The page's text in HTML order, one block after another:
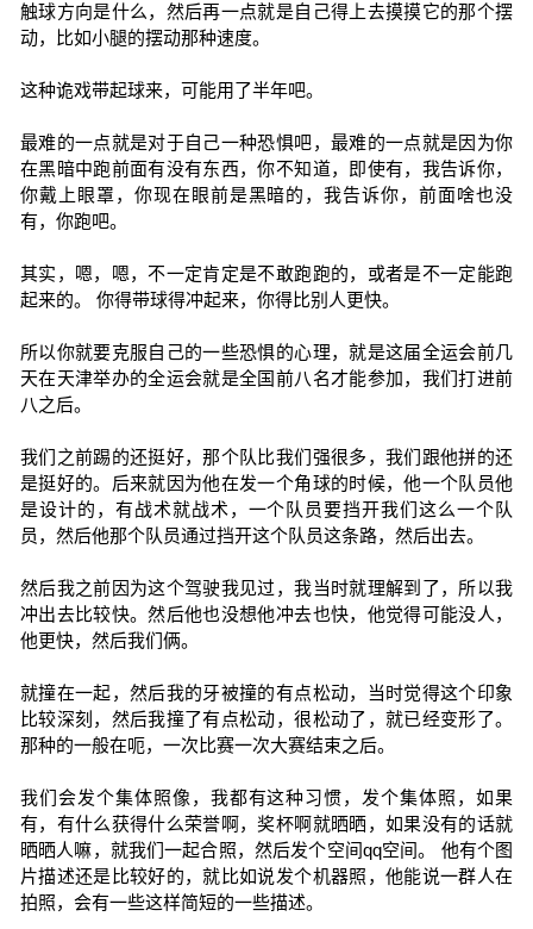
触球方向是什么，然后再一点就是自己得上去摸摸它的那个摆
动，比如小腿的摆动那种速度。
这种诡戏带起球来，可能用了半年吧。
最难的一点就是对于自己一种恐惧吧，最难的一点就是因为你
在黑暗中跑前面有没有东西，你不知道，即使有，我告诉你，
你戴上眼罩，你现在眼前是黑暗的，我告诉你，前面啥也没
有，你跑吧。
其实，嗯，嗯，不一定肯定是不敢跑跑的，或者是不一定能跑
起来的。 你得带球得冲起来，你得比别人更快。
所以你就要克服自己的一些恐惧的心理，就是这届全运会前几
天在天津举办的全运会就是全国前八名才能参加，我们打进前
八之后。
我们之前踢的还挺好，那个队比我们强很多，我们跟他拼的还
是挺好的。后来就因为他在发一个角球的时候，他一个队员他
是设计的，有战术就战术，一个队员要挡开我们这么一个队
员，然后他那个队员通过挡开这个队员这条路，然后出去。
然后我之前因为这个驾驶我见过，我当时就理解到了，所以我
冲出去比较快。然后他也没想他冲去也快，他觉得可能没人，
他更快，然后我们俩。
就撞在一起，然后我的牙被撞的有点松动，当时觉得这个印象
比较深刻，然后我撞了有点松动，很松动了，就已经变形了。
那种的一般在呃，一次比赛一次大赛结束之后。
我们会发个集体照像，我都有这种习惯，发个集体照，如果
有，有什么获得什么荣誉啊，奖杯啊就晒晒，如果没有的话就
晒晒人嘛，就我们一起合照，然后发个空间qq空间。 他有个图
片描述还是比较好的，就比如说发个机器照，他能说一群人在
拍照，会有一些这样简短的一些描述。